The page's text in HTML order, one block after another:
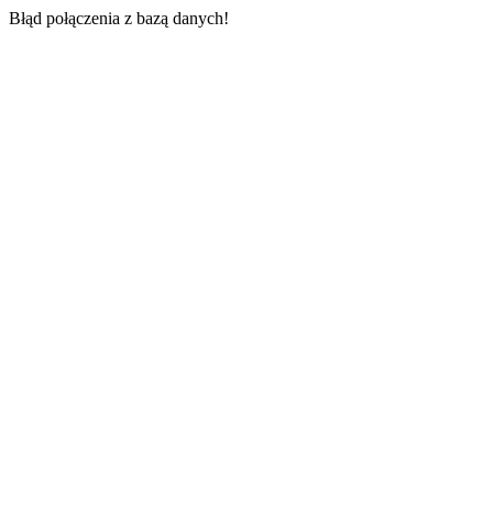
Błąd połączenia z bazą danych!